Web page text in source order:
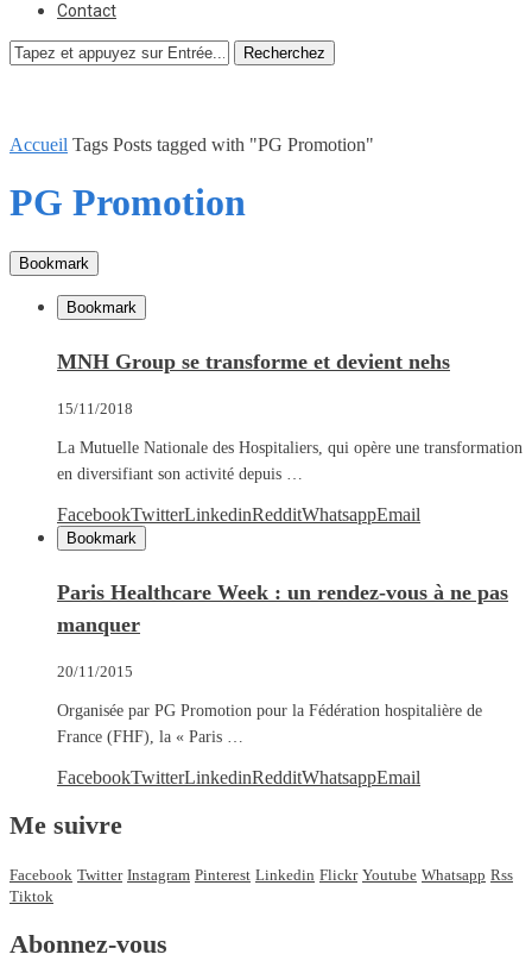
Contact
Recherchez
Accueil Tags Posts tagged with "PG Promotion"
PG Promotion
Bookmark
Bookmark
MNH Group se transforme et devient nehs
15/11/2018
La Mutuelle Nationale des Hospitaliers, qui opère une transformation
en diversifiant son activité depuis …
FacebookTwitterLinkedinRedditWhatsappEmail
Bookmark
Paris Healthcare Week : un rendez-vous à ne pas
manquer
20/11/2015
Organisée par PG Promotion pour la Fédération hospitalière de
France (FHF), la « Paris …
FacebookTwitterLinkedinRedditWhatsappEmail
Me suivre
Facebook Twitter Instagram Pinterest Linkedin Flickr Youtube Whatsapp Rss
Tiktok
Abonnez-vous